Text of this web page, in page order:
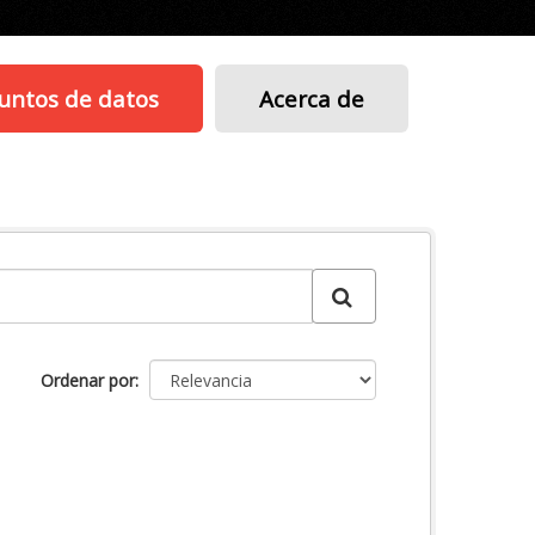
de datos Acerca de
Ordenar por